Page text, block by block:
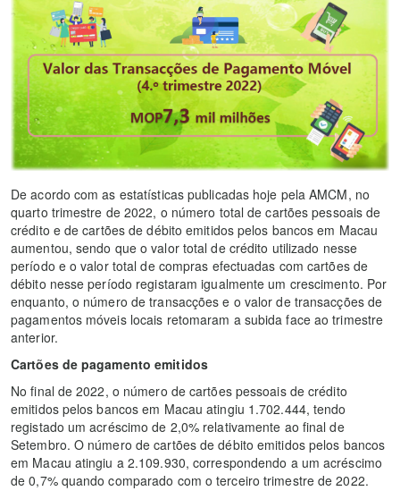
De acordo com as estatísticas publicadas hoje pela AMCM, no
quarto trimestre de 2022, o número total de cartões pessoais de
crédito e de cartões de débito emitidos pelos bancos em Macau
aumentou, sendo que o valor total de crédito utilizado nesse
período e o valor total de compras efectuadas com cartões de
débito nesse período registaram igualmente um crescimento. Por
enquanto, o número de transacções e o valor de transacções de
pagamentos móveis locais retomaram a subida face ao trimestre
anterior.
Cartões de pagamento emitidos
No final de 2022, o número de cartões pessoais de crédito
emitidos pelos bancos em Macau atingiu 1.702.444, tendo
registado um acréscimo de 2,0% relativamente ao final de
Setembro. O número de cartões de débito emitidos pelos bancos
em Macau atingiu a 2.109.930, correspondendo a um acréscimo
de 0,7% quando comparado com o terceiro trimestre de 2022.